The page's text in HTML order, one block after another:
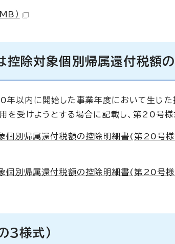
）
控除対象個別帰属還付税額
年以内に開始した事業年度において生じ
受けようとする場合に記載し、第20号様
個別帰属還付税額の控除明細書(第20
個別帰属還付税額の控除明細書(第20号
3様式)